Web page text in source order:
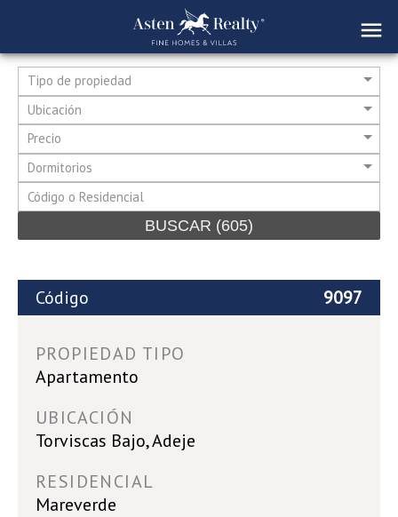
Tipo de propiedad
Ubicación
Precio
Dormitorios
BUSCAR (605)
Código 9097
PROPIEDAD TIPO
Apartamento
UBICACIÓN
Torviscas Bajo, Adeje
RESIDENCIAL
Mareverde